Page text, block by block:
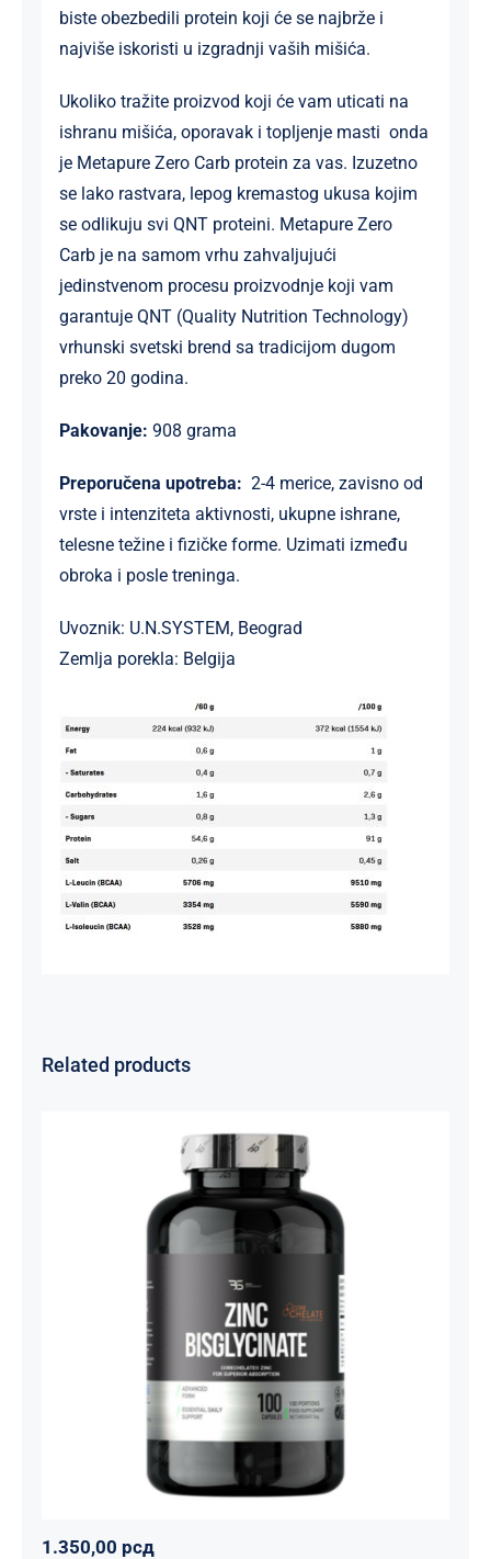
biste obezbedili protein koji će se najbrže i
najviše iskoristi u izgradnji vaših mišića.
Ukoliko tražite proizvod koji će vam uticati na
ishranu mišića, oporavak i topljenje masti onda
je Metapure Zero Carb protein za vas. Izuzetno
se lako rastvara, lepog kremastog ukusa kojim
se odlikuju svi QNT proteini. Metapure Zero
Carb je na samom vrhu zahvaljujući
jedinstvenom procesu proizvodnje koji vam
garantuje QNT (Quality Nutrition Technology)
vrhunski svetski brend sa tradicijom dugom
preko 20 godina.
Pakovanje: 908 grama
Preporučena upotreba: 2-4 merice, zavisno od
vrste i intenziteta aktivnosti, ukupne ishrane,
telesne težine i fizičke forme. Uzimati između
obroka i posle treninga.
Uvoznik: U.N.SYSTEM, Beograd
Zemlja porekla: Belgija
Related products
Cink Bisglicinat 20 mg – Zinc
Bisglycinate CoreChelate®, 100
kapsula
Basic supplements Svi proizvodi Vitaminko
1.350,00рсд
1.350,00 рсд